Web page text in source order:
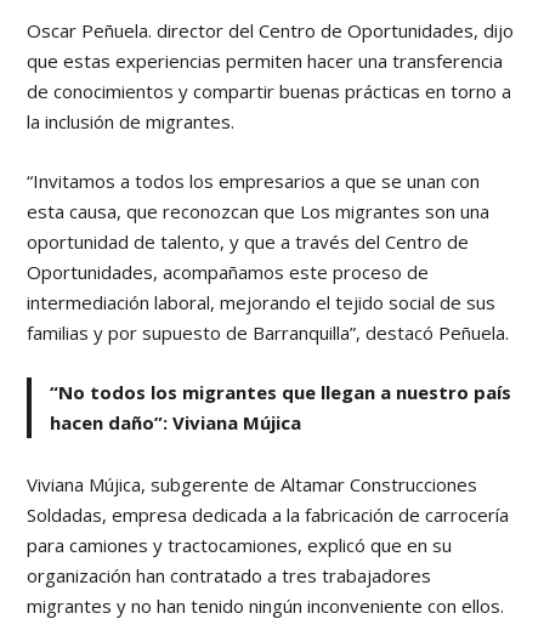
Oscar Peñuela. director del Centro de Oportunidades, dijo
que estas experiencias permiten hacer una transferencia
de conocimientos y compartir buenas prácticas en torno a
la inclusión de migrantes.
“Invitamos a todos los empresarios a que se unan con
esta causa, que reconozcan que Los migrantes son una
oportunidad de talento, y que a través del Centro de
Oportunidades, acompañamos este proceso de
intermediación laboral, mejorando el tejido social de sus
familias y por supuesto de Barranquilla”, destacó Peñuela.
“No todos los migrantes que llegan a nuestro país
hacen daño”: Viviana Mújica
Viviana Mújica, subgerente de Altamar Construcciones
Soldadas, empresa dedicada a la fabricación de carrocería
para camiones y tractocamiones, explicó que en su
organización han contratado a tres trabajadores
migrantes y no han tenido ningún inconveniente con ellos.